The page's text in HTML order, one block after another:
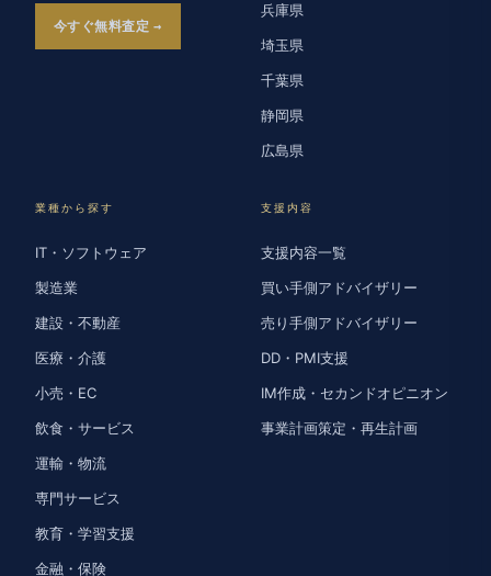
今すぐ無料査定
兵庫県
埼玉県
千葉県
静岡県
広島県
業種から探す
IT・ソフトウェア
製造業
建設・不動産
医療・介護
小売・EC
飲食・サービス
運輸・物流
専門サービス
教育・学習支援
金融・保険
支援内容
支援内容一覧
買い手側アドバイザリー
売り手側アドバイザリー
DD・PMI支援
IM作成・セカンドオピニオン
事業計画策定・再生計画